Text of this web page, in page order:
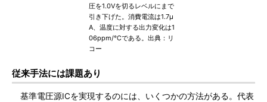
圧を1.0Vを切るレベルにまで
引き下げた。消費電流は1.7μ
A、温度に対する出力変化は1
06ppm/℃である。出典：リ
コー
従来手法には課題あり
基準電圧源ICを実現するのには、いくつかの方法がある。代表